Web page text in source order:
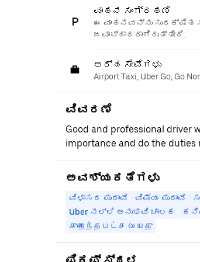
ವಾಹನ ಸಂಗ್ರಹಣೆ
ಈ ವಾಹನವನ್ನು ಸುರಕ್ಷಿತ
ಜವಾಬ್ದಾರರಾಗಿರುತ್ತೀರಿ.
ಅರ್ಹ ಸೇವೆಗಳು
Airport Taxi, Uber Go, Go
ವಿವರಣೆ
Good and professional driver
importance and do the duties
ಅವಶ್ಯಕತೆಗಳು
ವಿಳಾಸದ ಪುರಾವೆ ವಿಮೆಯ ಪುರಾವೆ
Uber ನಲ್ಲಿ ಅನುಭವಿ ಚಾಲಕ
குறைந்தபட்ச வயது